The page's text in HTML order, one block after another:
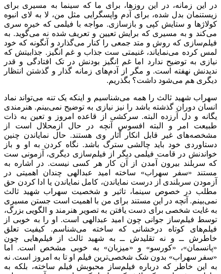
در این زمانه، در این روزها، برای ما که سینما به مسیری برای
زیستنمان بدل شده، برای آدم واپسگرایی مثل من، لا به لای انبوه
کولاژها و ستایش کپی و بازسازی. مواجه با فیلمی که خیره سری
می‌کند و به مسیری که برایش تعیین و تعریف شده نه می‌گوید. به
فیلم‌سازی که روش و متد جمعی را کنار می‌گذارد و آنگونه که خود
لمس کرده می‌نمایاند، غنیمتی ست جذاب و غم انگیز. جذابیتش که
نیازی به توضیح ندارد اما غم انگیز بودنش در تک افتادگی و قدر
ندیدنش نهفته است. و مگر از آدم‌های زمانه گذار و گذشتن انتظار
دیگری هم می‌شود داشت؟ بگذریم.
سهراب شهید ثالث را همه می‌شناسیم و اینکه یک تنه می‌تواند نماد
انسان دوران گذشته باشد را نیز نیازی به توضیح نمی‌بینم. هنرمندی
یگانه و دل آرزده البته. سرکشی از قاعده امروز و تعین به ذات
طبیعت امر و البته افسوسِ آنچه در حال ازمحلال است از
مشخصه‌های غیر قابل انکار آثار وی هستند. حال نمایاندن چنین
دستاوردی خود باید چالشی سترگ باشد. نگاه کردن به او و باز
خواندنش در قامت فیلمی دیگر از فیلم‌سازی دیگری، آزمونی ست
که سربلند بیرون آمدن از آن کار هر کسی نیست. در اشاره به
مستند «سفر سهراب» ساخته امید عبدالهی چندان اهمیتی در
آزمودن سربلندی از درست نمایاندن، کامل نمایاندن یا ادا کردن حق
مطلب در خصوص سینما، تاثیر و شخصیت سهراب شهید ثالث
نمی‌بینم. آنچه در این مستند برای من با اهمیت است جستن مسیری
به غایت شخصی برای دست یافتن به تصویر هنرمند و الگویی بزرگ،
توسط فیلم‌ساز جوانی چون امید عبدالهی است. او را به خوبی از
فیلم‌های کوتاه درخشانی که ساخته می‌شناسم. کیفیت تعلق
خاطرش ــ و نه تقلیدش ــ به شهید ثالث از فیلم‌هایی چون
«پانسمان»، «کورسو» و «میزبان» به خوبی مشخص است. اما
«سفر سهراب» بدون شک شخصی‌ترین فیلم او تا به امروز است. نه
به این خاطر که درباره فیلم‌ساز محبوبش فیلم ساخته، بلکه به